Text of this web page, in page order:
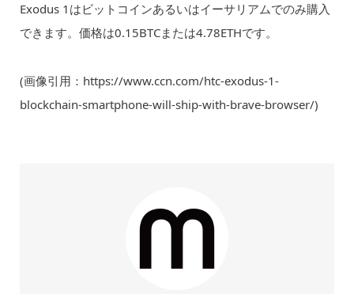
Exodus 1はビットコインあるいはイーサリアムでのみ購入
できます。価格は0.15BTCまたは4.78ETHです。
(画像引用：https://www.ccn.com/htc-exodus-1-
blockchain-smartphone-will-ship-with-brave-browser/)